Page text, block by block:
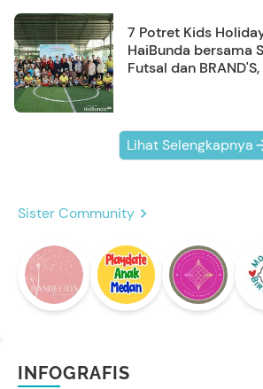
7 Potret Kids
HaiBunda bersama
Futsal dan
Lihat Selengkapnya
Sister Community
INFOGRAFIS